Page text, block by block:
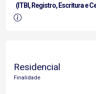
(ITBI, Registro, Escritura e
Residencial
Finalidade